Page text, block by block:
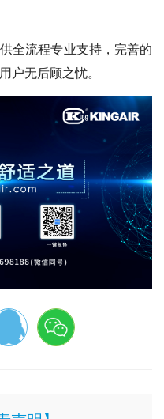
全流程专业支持，完善的
户无后顾之忧。